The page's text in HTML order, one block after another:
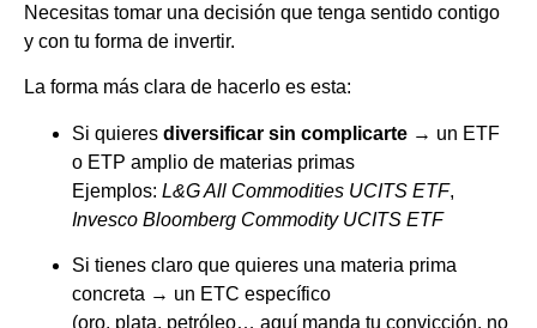
Necesitas tomar una decisión que tenga sentido contigo
y con tu forma de invertir.
La forma más clara de hacerlo es esta:
Si quieres diversificar sin complicarte → un ETF
o ETP amplio de materias primas
Ejemplos: L&G All Commodities UCITS ETF,
Invesco Bloomberg Commodity UCITS ETF
Si tienes claro que quieres una materia prima
concreta → un ETC específico
(oro, plata, petróleo… aquí manda tu convicción, no